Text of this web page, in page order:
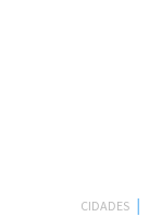
CIDADES